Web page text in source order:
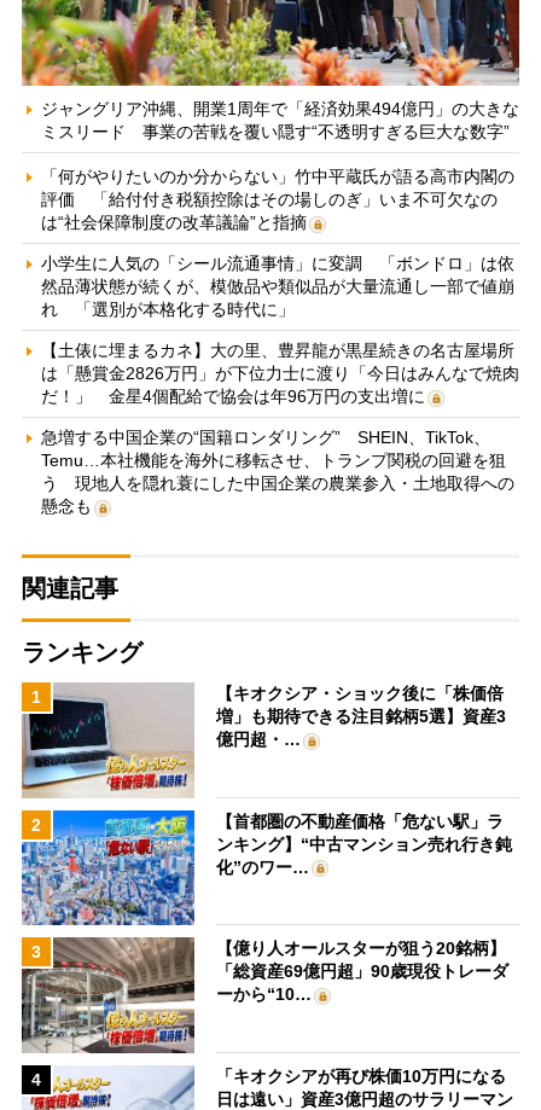
ジャングリア沖縄、開業1周年で「経済効果494億円」の大きな
ミスリード 事業の苦戦を覆い隠す“不透明すぎる巨大な数字”
「何がやりたいのか分からない」竹中平蔵氏が語る高市内閣の
評価 「給付付き税額控除はその場しのぎ」いま不可欠なの
は“社会保障制度の改革議論”と指摘
小学生に人気の「シール流通事情」に変調 「ボンドロ」は依
然品薄状態が続くが、模倣品や類似品が大量流通し一部で値崩
れ 「選別が本格化する時代に」
【土俵に埋まるカネ】大の里、豊昇龍が黒星続きの名古屋場所
は「懸賞金2826万円」が下位力士に渡り「今日はみんなで焼肉
だ！」 金星4個配給で協会は年96万円の支出増に
急増する中国企業の“国籍ロンダリング” SHEIN、TikTok、
Temu…本社機能を海外に移転させ、トランプ関税の回避を狙
う 現地人を隠れ蓑にした中国企業の農業参入・土地取得への
懸念も
関連記事
ランキング
1
【キオクシア・ショック後に「株価倍
増」も期待できる注目銘柄5選】資産3
億円超・…
2
【首都圏の不動産価格「危ない駅」ラ
ンキング】“中古マンション売れ行き鈍
化”のワー…
3
【億り人オールスターが狙う20銘柄】
「総資産69億円超」90歳現役トレーダ
ーから“10…
4
「キオクシアが再び株価10万円になる
日は遠い」資産3億円超のサラリーマン